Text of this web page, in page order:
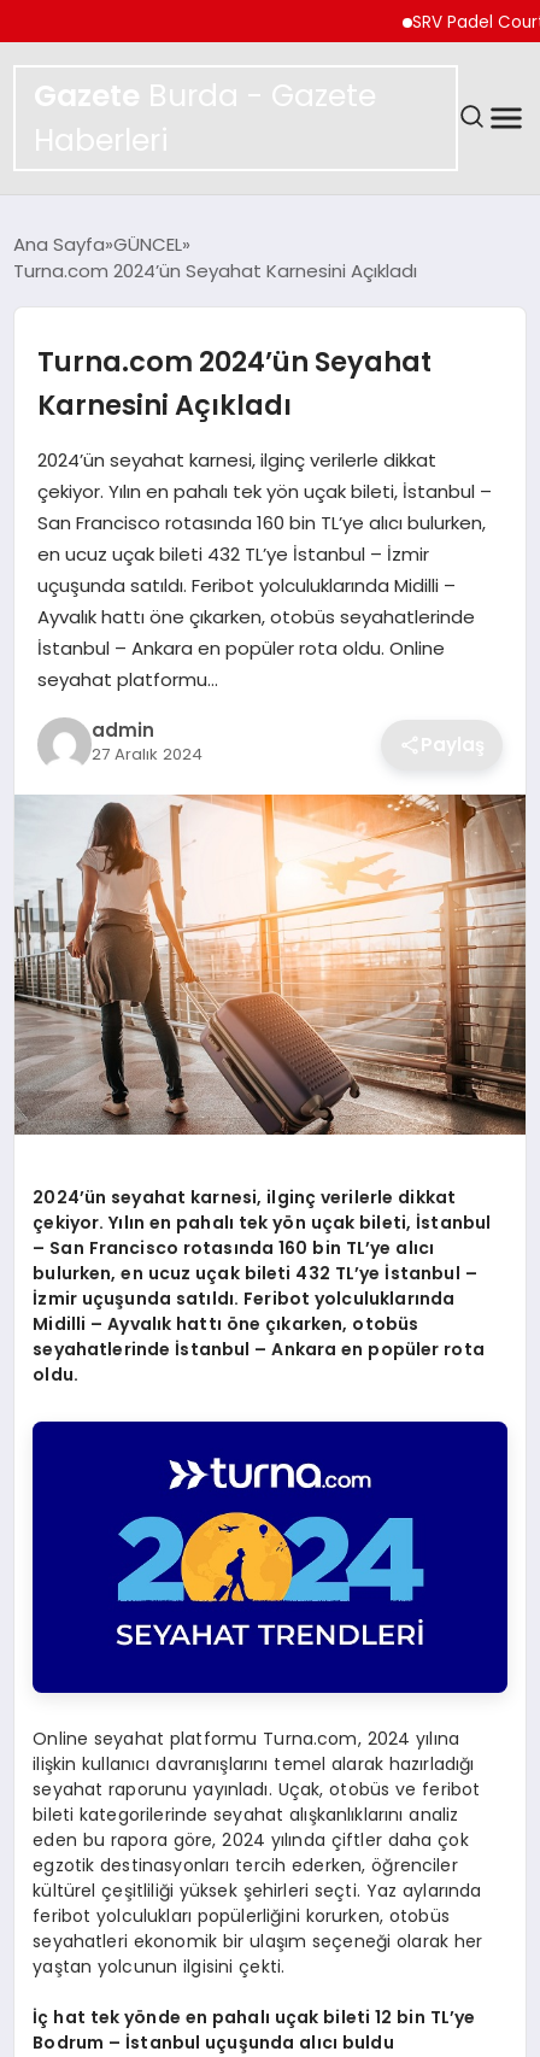
SRV Padel Court,
Gazete Burda - Gazete
Haberleri
MAGAZIN
YAŞAM
EKONOMI
TEKNOLOJI
SAĞLIK
EĞITIM
DÜNYA
Ana Sayfa GÜNCEL
Turna.com 2024’ün Seyahat Karnesini Açıkladı
Turna.com 2024’ün Seyahat
Karnesini Açıkladı
2024’ün seyahat karnesi, ilginç verilerle dikkat
çekiyor. Yılın en pahalı tek yön uçak bileti, İstanbul –
San Francisco rotasında 160 bin TL’ye alıcı bulurken,
en ucuz uçak bileti 432 TL’ye İstanbul – İzmir
uçuşunda satıldı. Feribot yolculuklarında Midilli –
Ayvalık hattı öne çıkarken, otobüs seyahatlerinde
İstanbul – Ankara en popüler rota oldu. Online
seyahat platformu…
admin
27 Aralık 2024 Paylaş
2024’ün seyahat karnesi, ilginç verilerle dikkat
çekiyor. Yılın en pahalı tek yön uçak bileti, İstanbul
– San Francisco rotasında 160 bin TL’ye alıcı
bulurken, en ucuz uçak bileti 432 TL’ye İstanbul –
İzmir uçuşunda satıldı. Feribot yolculuklarında
Midilli – Ayvalık hattı öne çıkarken, otobüs
seyahatlerinde İstanbul – Ankara en popüler rota
oldu.
Online seyahat platformu Turna.com, 2024 yılına
ilişkin kullanıcı davranışlarını temel alarak hazırladığı
seyahat raporunu yayınladı. Uçak, otobüs ve feribot
bileti kategorilerinde seyahat alışkanlıklarını analiz
eden bu rapora göre, 2024 yılında çiftler daha çok
egzotik destinasyonları tercih ederken, öğrenciler
kültürel çeşitliliği yüksek şehirleri seçti. Yaz aylarında
feribot yolculukları popülerliğini korurken, otobüs
seyahatleri ekonomik bir ulaşım seçeneği olarak her
yaştan yolcunun ilgisini çekti.
İç hat tek yönde en pahalı uçak bileti 12 bin TL’ye
Bodrum – İstanbul uçuşunda alıcı buldu